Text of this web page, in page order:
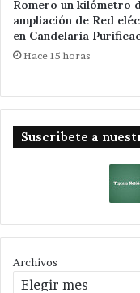
Romero un kilómetro
ampliación de Red
en Candelaria
Hace 15 horas
Suscribete a
Archivos